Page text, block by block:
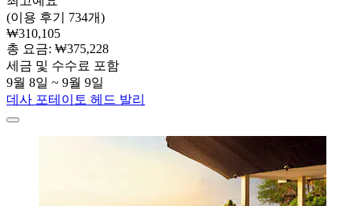
(이용 후기 734개)
₩310,105
총 요금: ₩375,228
세금 및 수수료 포함
9월 8일 ~ 9월 9일
데사 포테이토 헤드 발리